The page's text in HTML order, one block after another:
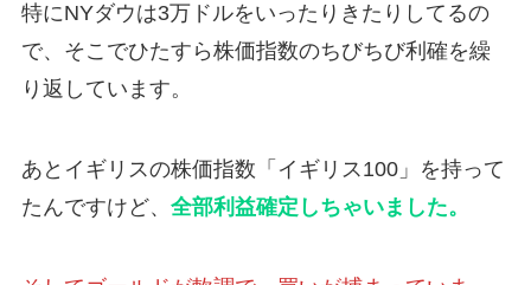
特にNYダウは3万ドルをいったりきたりしてるの
で、そこでひたすら株価指数のちびちび利確を繰
り返しています。
あとイギリスの株価指数「イギリス100」を持って
たんですけど、 全部利益確定しちゃいました。